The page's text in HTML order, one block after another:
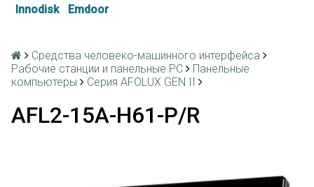
Innodisk
Emdoor
Средства человеко-машинного интерфейса
Рабочие станции и панельные РС
Панельные
компьютеры
Серия AFOLUX GEN II
AFL2-15A-H61-P/R